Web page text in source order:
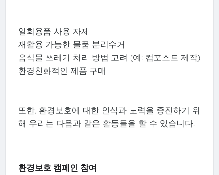
일회용품 사용 자제
재활용 가능한 물품 분리수거
음식물 쓰레기 처리 방법 고려 (예: 컴포스트 제작)
환경친화적인 제품 구매
또한, 환경보호에 대한 인식과 노력을 증진하기 위
해 우리는 다음과 같은 활동들을 할 수 있습니다.
환경보호 캠페인 참여